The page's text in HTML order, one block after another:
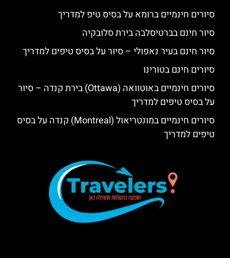
סיורים חינמיים ברומא על בסיס טיפ למדריך
סיור חינם בברטיסלבה בירת סלובקיה
סיור חינם בעיר נאפולי – סיור על בסיס טיפים למדריך
סיורים חינם בטורינו
סיורים חינמיים באוטוואה (Ottawa) בירת קנדה – סיור
על בסיס טיפים למדריך
סיורים חינמיים במונטריאול (Montreal) קנדה על בסיס
טיפים למדריך